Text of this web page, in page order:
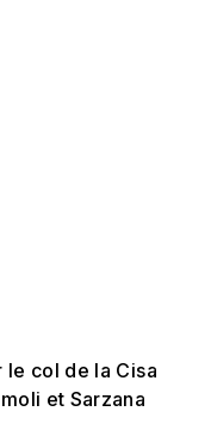
le col de la Cisa
et Sarzana